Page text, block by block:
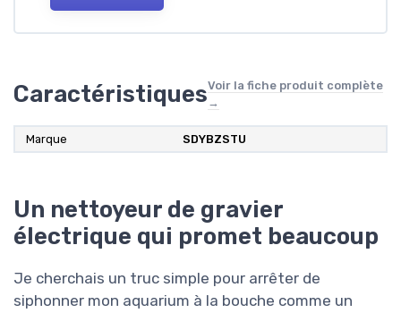
CaractéristiquesVoir la fiche produit complète
→
Marque ‎SDYBZSTU
Un nettoyeur de gravier
électrique qui promet beaucoup
Je cherchais un truc simple pour arrêter de
siphonner mon aquarium à la bouche comme un